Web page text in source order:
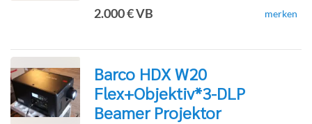
2.000 € VB merken
zur
Barco HDX W20
Flex+Objektiv*3-DLP
Beamer Projektor